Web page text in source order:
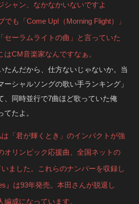
シャン、なかなかいないですよ
も「Come Up!（Morning Flight）」
セーラムライトの曲」と言っていた
はCM音楽家なんですなぁ。
たんだから、仕方ないじゃないか。当
シャルソングの歌い手ランキング」
、同時並行で7曲ほど歌っていた俺
たよ。
は「君が輝くとき」のインパクトが強
オリンピック応援曲、全国ネットの
ました。これらのナンバーを収録し
』は93年発売。本田さんが脱退し
成になっています。